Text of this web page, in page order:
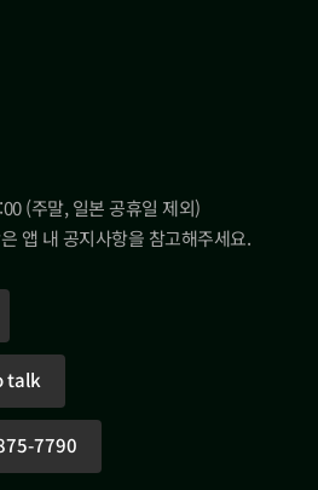
(주말, 일본 공휴일 제외)
앱 내 공지사항을 참고해주세요.
talk
7790